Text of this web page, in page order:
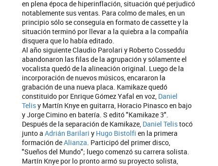
en plena época de hiperinflación, situación qué perjudicó
notablemente sus ventas. Para colmo de males, en un
principio sólo se conseguía en formato de cassette y la
situación terminó por llevar a la quiebra a la compañía
disquera que lo había editado.
Al año siguiente Claudio Parolari y Roberto Cosseddu
abandonaron las filas de la agrupación y sólamente el
vocalista quedó de la alineación original. Luego de la
incorporación de nuevos músicos, encararon la
grabación de una nueva placa. Kamikaze quedó
constituido por Enrique Gómez Yafal en voz, Daniel
Telisy Martín Knye en guitarra, Horacio Pinasco en bajo
y Jorge Cimino en batería. S editó "Kamikaze 3".
Después de la separación de Kamikaze, Daniel Telistocó
junto a Adrián Barilari y Hugo Bistolfi en la primera
formación deAlianza. Participó del primer disco,
"Sueños del Mundo"; luego comenzó su carrera solista.
Martín Knye por lo pronto armó su proyecto solista,